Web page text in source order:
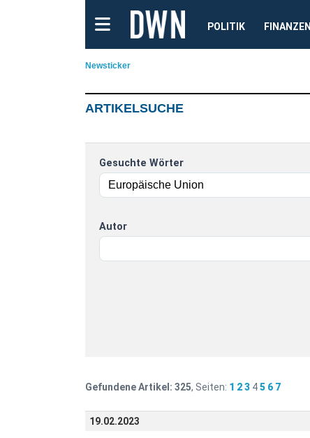
POLITIK FINANZEN
Newsticker
ARTIKELSUCHE
Gesuchte Wörter
Autor
Gefundene Artikel: 325, Seiten: 1 23 45 6 7
19.02.2023